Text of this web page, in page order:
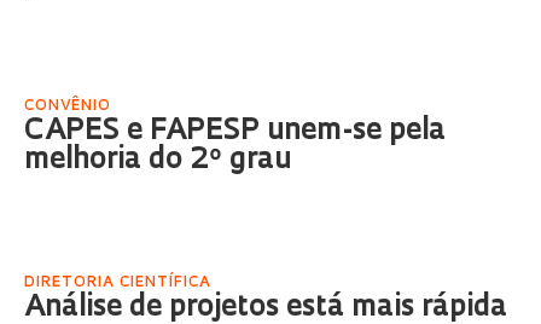
CONVÊNIO
CAPES e FAPESP unem-se pela
melhoria do 2º grau
DIRETORIA CIENTÍFICA
Análise de projetos está mais rápida